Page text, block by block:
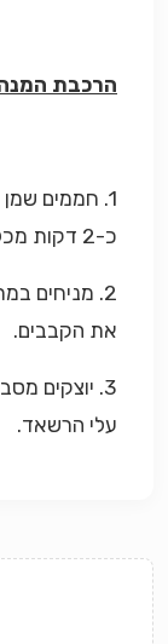
הרכבת
1. חממים
כ-2 דקות מכל צד. מתבלים במלח ובפלפל שחור.
2. מניחים
את הקבבים.
3. יוצקים
עלי הרשאד.